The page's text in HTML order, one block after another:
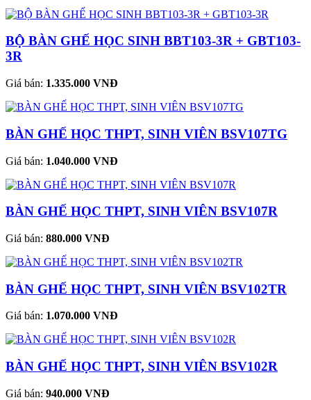
BỘ BÀN GHẾ HỌC SINH BBT103-3R + GBT103-
3R
Giá bán: 1.335.000 VNĐ
BÀN GHẾ HỌC THPT, SINH VIÊN BSV107TG
Giá bán: 1.040.000 VNĐ
BÀN GHẾ HỌC THPT, SINH VIÊN BSV107R
Giá bán: 880.000 VNĐ
BÀN GHẾ HỌC THPT, SINH VIÊN BSV102TR
Giá bán: 1.070.000 VNĐ
BÀN GHẾ HỌC THPT, SINH VIÊN BSV102R
Giá bán: 940.000 VNĐ